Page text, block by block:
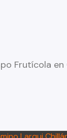
Frutícola en